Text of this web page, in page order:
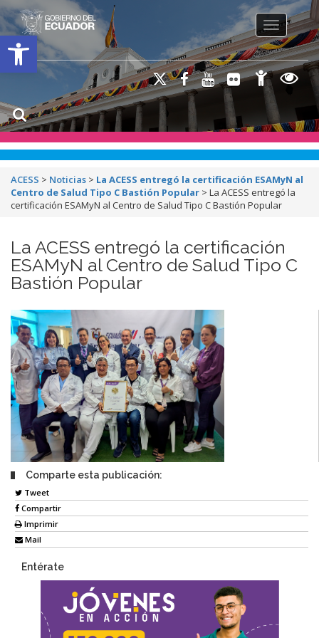
Open toolbar
Toggle
ACESS > Noticias > La ACESS entregó la certificación ESAMyN al
Centro de Salud Tipo C Bastión Popular > La ACESS entregó la
certificación ESAMyN al Centro de Salud Tipo C Bastión Popular
La ACESS entregó la certificación
ESAMyN al Centro de Salud Tipo C
Bastión Popular
Comparte esta publicación:
Tweet
Compartir
Imprimir
Mail
Entérate